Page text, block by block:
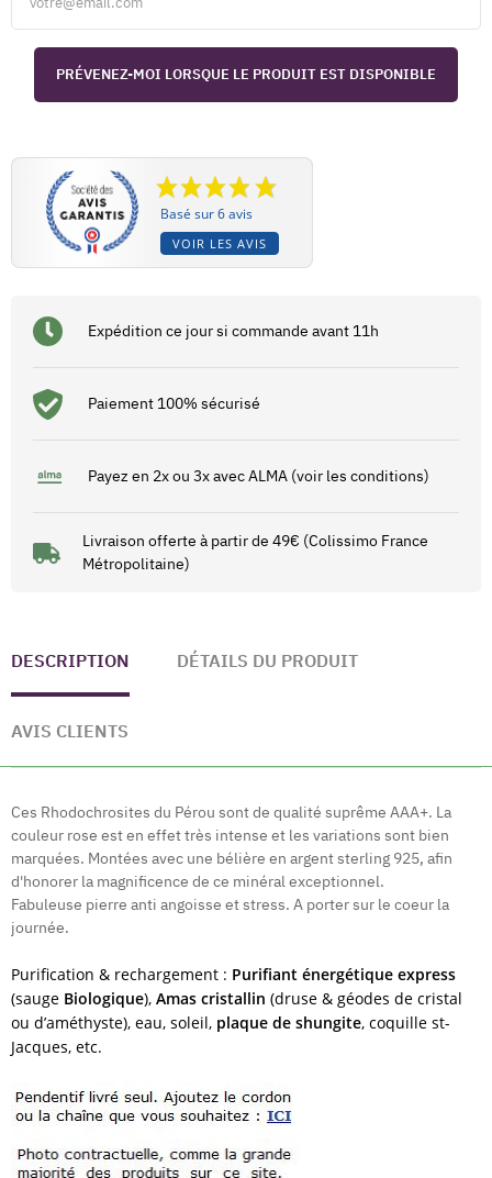
PRÉVENEZ-MOI LORSQUE LE PRODUIT EST DISPONIBLE
Basé sur 6 avis
VOIR LES AVIS
Expédition ce jour si commande avant 11h
Paiement 100% sécurisé
Payez en 2x ou 3x avec ALMA (voir les conditions)
Livraison offerte à partir de 49€ (Colissimo France
Métropolitaine)
DESCRIPTION DÉTAILS DU PRODUIT
AVIS CLIENTS
Ces Rhodochrosites du Pérou sont de qualité suprême AAA+. La
couleur rose est en effet très intense et les variations sont bien
marquées. Montées avec une bélière en argent sterling 925, afin
d'honorer la magnificence de ce minéral exceptionnel.
Fabuleuse pierre anti angoisse et stress. A porter sur le coeur la
journée.
Purification & rechargement : Purifiant énergétique express
(sauge Biologique), Amas cristallin (druse & géodes de cristal
ou d’améthyste), eau, soleil, plaque de shungite, coquille st-
Jacques, etc.